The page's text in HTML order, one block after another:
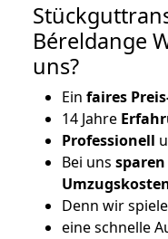
Béreldange
uns?
Ein faires
14 Jahre
Professionell
Bei uns sparen
Denn wir
eine schnelle